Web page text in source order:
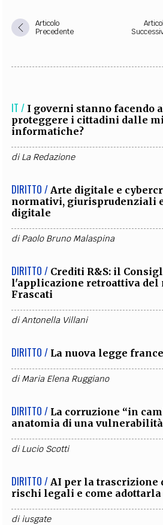
Articolo
Precedente
IT / I governi stanno facendo
proteggere i cittadini dalle
informatiche?
diLa Redazione
DIRITTO / Arte digitale e
normativi, giurisprudenziali
digitale
diPaolo Bruno Malaspina
DIRITTO / Crediti R&S: il
l'applicazione retroattiva del
Frascati
diAntonella Villani
DIRITTO / La nuova legge
diMaria Elena Ruggiano
DIRITTO / La corruzione “in
anatomia di una
diLucio Scotti
DIRITTO / AI per la trascrizione
rischi legali e come
diiusgate